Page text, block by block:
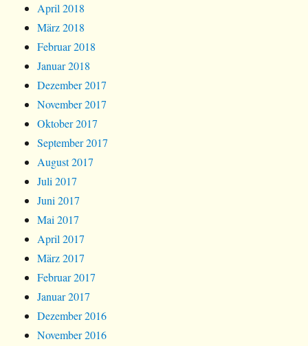
April 2018
März 2018
Februar 2018
Januar 2018
Dezember 2017
November 2017
Oktober 2017
September 2017
August 2017
Juli 2017
Juni 2017
Mai 2017
April 2017
März 2017
Februar 2017
Januar 2017
Dezember 2016
November 2016